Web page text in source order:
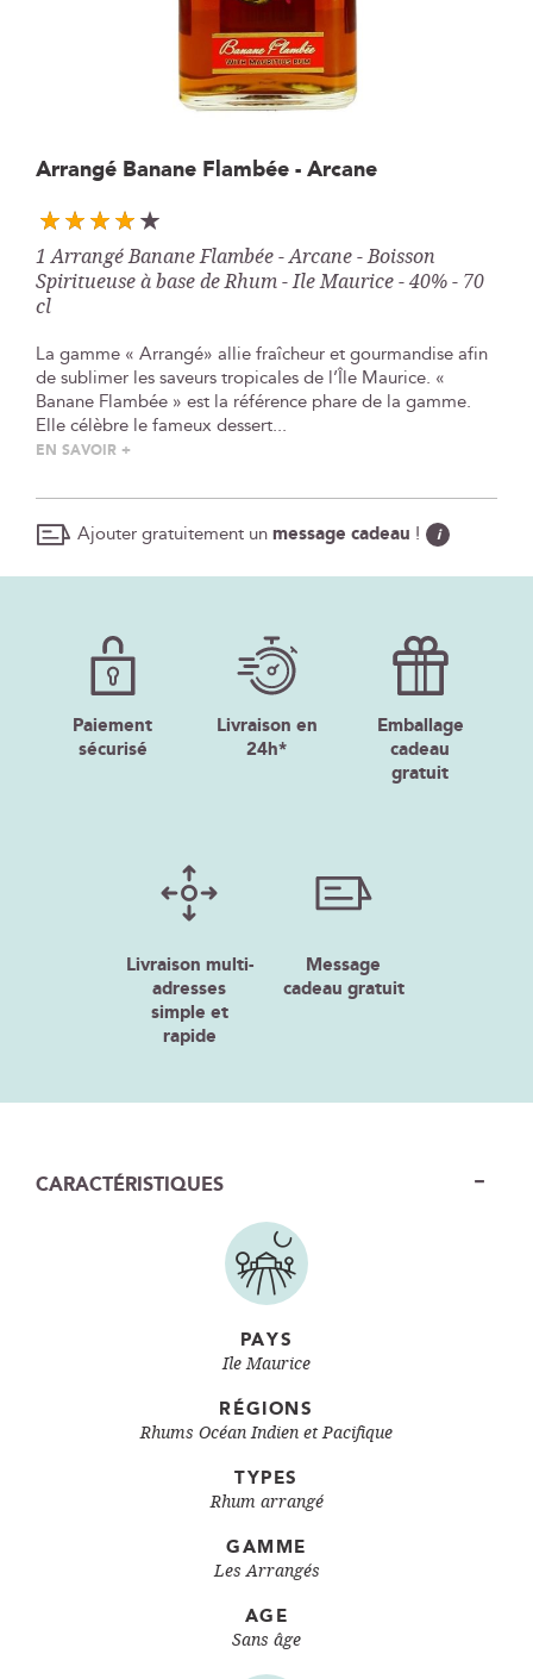
Skip
the
beginning
of
the
images
Arrangé Banane Flambée - Arcane
1 Arrangé Banane Flambée - Arcane - Boisson
Spiritueuse à base de Rhum - Ile Maurice - 40% - 70
cl
La gamme « Arrangé» allie fraîcheur et gourmandise afin
de sublimer les saveurs tropicales de l’Île Maurice. «
Banane Flambée » est la référence phare de la gamme.
Elle célèbre le fameux dessert...
EN SAVOIR +
Ajouter gratuitement unmessage cadeau ! i
Paiement
sécurisé
Livraison en
24h*
Emballage
cadeau
gratuit
Livraison multi-
adresses
simple et
rapide
Message
cadeau gratuit
CARACTÉRISTIQUES
PAYS
Ile Maurice
RÉGIONS
Rhums Océan Indien et Pacifique
TYPES
Rhum arrangé
GAMME
Les Arrangés
AGE
Sans âge